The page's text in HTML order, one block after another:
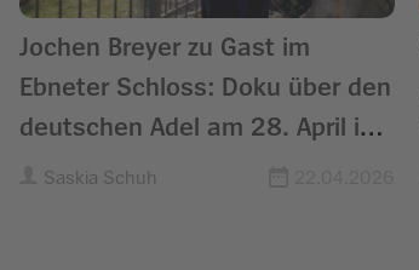
Jochen Breyer zu Gast im
Ebneter Schloss: Doku über den
deutschen Adel am 28. April im
ZDF
Saskia Schuh